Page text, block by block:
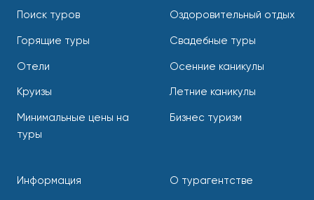
Поиск туров
Горящие туры
Отели
Круизы
Минимальные цены на
туры
Оздоровительный отдых
Свадебные туры
Осенние каникулы
Летние каникулы
Бизнес туризм
Информация О турагентстве